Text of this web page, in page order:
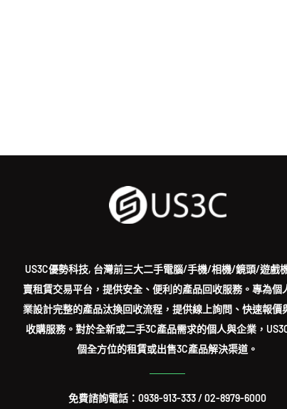
US3C優勢科技, 台灣前三大二手電腦/手機/相機/鏡頭/遊戲
賣租賃交易平台，提供安全、便利的產品回收服務。專為個
業設計完整的產品汰換回收流程，提供線上詢問、快速報價
收購服務。對於全新或二手3C產品需求的個人與企業，
個全方位的租賃或出售3C產品解決渠道。
免費諮詢電話：0938-913-333/02-8979-6000